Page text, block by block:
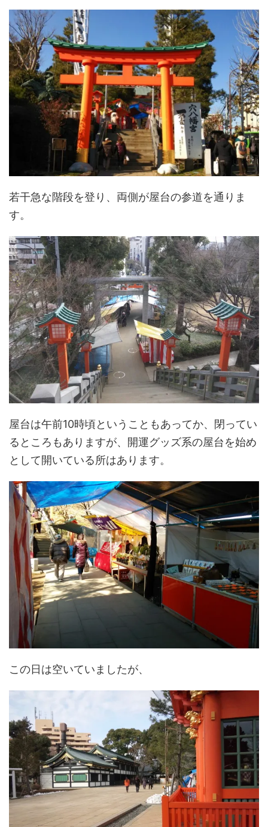
若干急な階段を登り、両側が屋台の参道を通りま
す。
屋台は午前10時頃ということもあってか、閉ってい
るところもありますが、開運グッズ系の屋台を始め
として開いている所はあります。
この日は空いていましたが、